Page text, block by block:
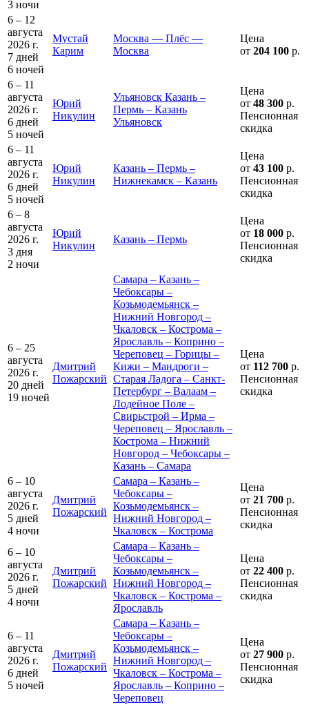
3 ночи
6 – 12
августа
2026 г.
7 дней
6 ночей
Мустай
Карим
Москва — Плёс —
Москва
Цена
от 204 100 р.
6 – 11
августа
2026 г.
6 дней
5 ночей
Юрий
Никулин
Ульяновск Казань –
Пермь – Казань
Ульяновск
Цена
от 48 300 р.
Пенсионная
скидка
6 – 11
августа
2026 г.
6 дней
5 ночей
Юрий
Никулин
Казань – Пермь –
Нижнекамск – Казань
Цена
от 43 100 р.
Пенсионная
скидка
6 – 8
августа
2026 г.
3 дня
2 ночи
Юрий
Никулин
Казань – Пермь
Цена
от 18 000 р.
Пенсионная
скидка
6 – 25
августа
2026 г.
20 дней
19 ночей
Дмитрий
Пожарский
Самара – Казань –
Чебоксары –
Козьмодемьянск –
Нижний Новгород –
Чкаловск – Кострома –
Ярославль – Коприно –
Череповец – Горицы –
Кижи – Мандроги –
Старая Ладога – Санкт-
Петербург – Валаам –
Лодейное Поле –
Свирьстрой – Ирма –
Череповец – Ярославль –
Кострома – Нижний
Новгород – Чебоксары –
Казань – Самара
Цена
от 112 700 р.
Пенсионная
скидка
6 – 10
августа
2026 г.
5 дней
4 ночи
Дмитрий
Пожарский
Самара – Казань –
Чебоксары –
Козьмодемьянск –
Нижний Новгород –
Чкаловск – Кострома
Цена
от 21 700 р.
Пенсионная
скидка
6 – 10
августа
2026 г.
5 дней
4 ночи
Дмитрий
Пожарский
Самара – Казань –
Чебоксары –
Козьмодемьянск –
Нижний Новгород –
Чкаловск – Кострома –
Ярославль
Цена
от 22 400 р.
Пенсионная
скидка
6 – 11
августа
2026 г.
6 дней
5 ночей
Дмитрий
Пожарский
Самара – Казань –
Чебоксары –
Козьмодемьянск –
Нижний Новгород –
Чкаловск – Кострома –
Ярославль – Коприно –
Череповец
Цена
от 27 900 р.
Пенсионная
скидка